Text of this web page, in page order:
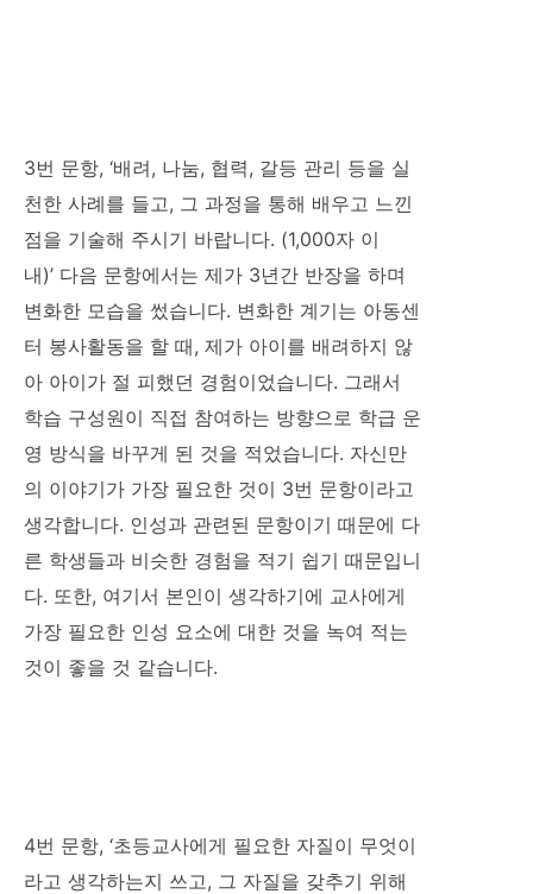
3번 문항, ‘배려, 나눔, 협력, 갈등 관리 등을 실
천한 사례를 들고, 그 과정을 통해 배우고 느낀
점을 기술해 주시기 바랍니다. (1,000자 이
내)’ 다음 문항에서는 제가 3년간 반장을 하며
변화한 모습을 썼습니다. 변화한 계기는 아동센
터 봉사활동을 할 때, 제가 아이를 배려하지 않
아 아이가 절 피했던 경험이었습니다. 그래서
학습 구성원이 직접 참여하는 방향으로 학급 운
영 방식을 바꾸게 된 것을 적었습니다. 자신만
의 이야기가 가장 필요한 것이 3번 문항이라고
생각합니다. 인성과 관련된 문항이기 때문에 다
른 학생들과 비슷한 경험을 적기 쉽기 때문입니
다. 또한, 여기서 본인이 생각하기에 교사에게
가장 필요한 인성 요소에 대한 것을 녹여 적는
것이 좋을 것 같습니다.
4번 문항, ‘초등교사에게 필요한 자질이 무엇이
라고 생각하는지 쓰고, 그 자질을 갖추기 위해